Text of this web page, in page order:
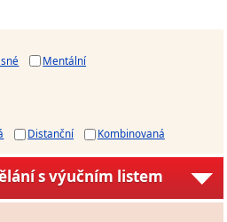
Mentální
Distanční Kombinovaná
s výučním listem